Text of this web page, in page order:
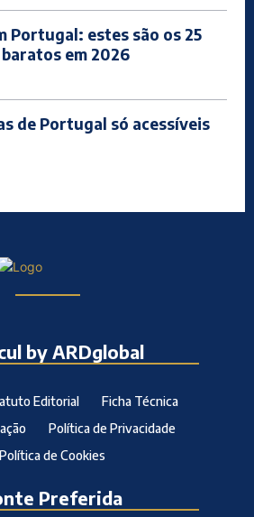
Portugal: estes são os 25
em 2026
de Portugal só acessíveis
by ARDglobal
Editorial
Ficha Técnica
Política de Privacidade
Política de Cookies
Preferida